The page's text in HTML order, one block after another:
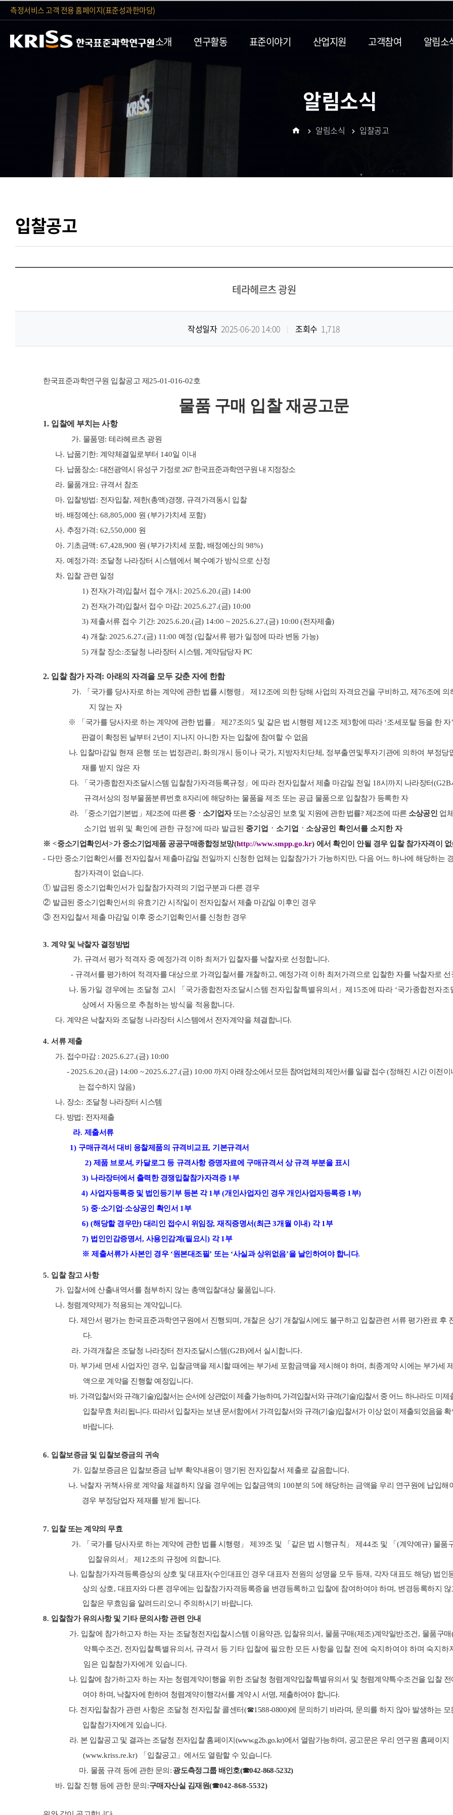
측정서비스 고객 전용 홈페이지(표준성과한마당)
소개 연구활동 표준이야기 산업지원 고객참여 알림소
알림소식
입찰공고
알림소식 입찰공고
테라헤르츠 광원
작성일자 2025-06-20 14:00 조회수 1,718
한국표준과학연구원 입찰공고 제 25-01-016-02호
물품 구매 입찰 재공고문
1. 입찰에 부치는 사항
가. 물품명:테라헤르츠 광원
나. 납품기한: 계약체결일로부터 140일 이내
다. 납품장소: 대전광역시 유성구 가정로 267 한국표준과학연구원 내 지정장소
라. 물품개요: 규격서 참조
마. 입찰방법: 전자입찰, 제한(총액)경쟁, 규격가격동시 입찰
바. 배정예산: 68,805,000 원 (부가가치세 포함)
사. 추정가격: 62,550,000 원
아. 기초금액: 67,428,900 원 (부가가치세 포함, 배정예산의 98%)
자. 예정가격: 조달청 나라장터 시스템에서 복수예가 방식으로 산정
차. 입찰 관련 일정
1) 전자(가격)입찰서 접수 개시 : 2025.6.20.(금) 14:00
2) 전자(가격)입찰서 접수 마감: 2025.6.27.(금) 10:00
3)제출서류 접수 기간: 2025.6.20.(금) 14:00~ 2025.6.27.(금) 10:00 (전자제출)
4) 개찰: 2025.6.27.(금) 11:00 예정(입찰서류 평가 일정에 따라 변동 가능)
5) 개찰 장소:조달청 나라장터 시스템, 계약담당자PC
2. 입찰 참가 자격: 아래의 자격을 모두 갖춘 자에 한함
가. 「 국가를 당사자로 하는 계약에 관한 법률 시행령 」제 12조에 의한 당해 사업의 자격요건을 구비하고,제 76조에 의
지 않는 자
※ 「 국가를 당사자로 하는 계약에 관한 법률 」제 27조의 5 및 같은 법 시행령 제 12조 제3항에 따라 ‘조세포탈 등을 한 자’
판결이 확정된 날부터 2년이 지나지 아니한 자는 입찰에 참여할 수 없음
나. 입찰마감일 현재 은행 또는 법정관리 , 화의개시 등이나 국가, 지방자치단체 , 정부출연 및투자기관에 의하여 부정당
재를 받지 않은 자
다. 「 국가종합전자조달시스템 입찰참가자격등록규정 」 에 따라 전자입찰서 제출 마감일 전일 18시까지 나라장터(G2B
규격서상의 정부물품분류번호 8자리에 해당하는 물품을 제조 또는 공급 물품으로 입찰참가 등록한 자
라. 「 중소기업기본법 」 제 2조에 따른 중ㆍ소기업자 또는?소상공인 보호 및 지원에 관한 법률? 제 2조에 따른 소상공인 업
소기업 범위 및 확인에 관한 규정?에 따라 발급된 중기업ㆍ소기업ㆍ소상공인 확인서를 소지한 자
※ <중소기업확인서>가 중소기업제품 공공구매종합정보망(http://www.smpp.go.kr) 에서 확인이 안될 경우 입찰 참가자격이
- 다만 중소기업확인서를 전자입찰서 제출마감일 전일까지 신청한 업체는 입찰참가가 가능하지만, 다음 어느 하나에 해당하는
참가자격이 없습니다.
① 발급된 중소기업확인서가 입찰참가자격의 기업구분과 다른 경우
② 발급된 중소기업확인서의 유효기간 시작일이 전자입찰서 제출 마감일 이후인 경우
③ 전자입찰서 제출 마감일 이후 중소기업확인서를 신청한 경우
3. 계약 및 낙찰자 결정방법
가. 규격서 평가 적격자 중 예정가격 이하 최저가 입찰자를 낙찰자로 선정합니다.
- 규격서를 평가하여 적격자를 대상으로 가격입찰서를 개찰하고, 예정가격 이하 최저가격으로 입찰한 자를 낙찰자로 선
나. 동가일 경우에는 조달청 고시 「 국가종합전자조달시스템 전자입찰특별유의서 」제 15조에 따라 ‘국가종합전자조
상에서 자동으로 추첨하는 방식을 적용합니다.
다. 계약은 낙찰자와 조달청 나라장터 시스템에서 전자계약을 체결합니다.
4. 서류 제출
가. 접수마감 : 2025.6.27.(금) 10:00
- 2025.6.20.(금) 14:00 ~2025.6.27.(금) 10:00 까지 아래 장소에서 모든 참여업체의 제안서를 일괄 접수 (정해진 시간 이전이
는 접수하지 않음)
나. 장소: 조달청 나라장터 시스템
다. 방법: 전자제출
라. 제출서류
1) 구매규격서 대비 응찰제품의 규격비교표, 기본규격서
2) 제품 브로셔, 카달로그 등 규격사항 증명자료에 구매규격서 상 규격 부분을 표시
3) 나라장터에서 출력한 경쟁입찰참가자격증 1 부
4)사업자등록증 및 법인등기부 등본 각1 부(개인사업자인 경우 개인사업자등록증 1 부)
5) 중·소기업·소상공인 확인서 1 부
6) (해당할 경우만) 대리인 접수시 위임장,재직증명서(최근3개월 이내) 각1 부
7) 법인인감증명서, 사용인감계(필요시 ) 각1 부
※제출서류가 사본인 경우 ‘원본대조필’ 또는 ‘사실과 상위없음’을 날인하여야 합니다.
5. 입찰 참고 사항
가. 입찰서에 산출내역서를 첨부하지 않는 총액입찰대상 물품입니다.
나. 청렴계약제가 적용되는 계약입니다.
다. 제안서 평가는 한국표준과학연구원에서 진행되며 , 개찰은 상기 개찰일시에도 불구하고 입찰관련 서류 평가완료 후
다.
라. 가격개찰은 조달청 나라장터 전자조달시스템(G2B)에서 실시합니다.
마. 부가세 면세 사업자인 경우, 입찰금액을 제시할 때에는 부가세 포함금액을 제시해야 하며 , 최종계약 시에는 부가세
액으로 계약을 진행할 예정입니다.
바. 가격입찰서와 규격(기술)입찰서는 순서에 상관없이 제출 가능하며, 가격입찰서와 규격(기술)입찰서 중 어느 하나라도 미제
입찰무효 처리됩니다. 따라서 입찰자는 보낸 문서함에서 가격입찰서와 규격(기술)입찰서가 이상 없이 제출되었음을
바랍니다.
6. 입찰보증금 및 입찰보증금의 귀속
가. 입찰보증금은 입찰보증금 납부 확약내용이 명기된 전자입찰서 제출로 갈음합니다.
나. 낙찰자 귀책사유로 계약을 체결하지 않을 경우에는 입찰금액의 100분의 5에 해당하는 금액을 우리 연구원에 납입해
경우 부정당업자 제재를 받게 됩니다.
7. 입찰 또는 계약의 무효
가. 「 국가를 당사자로 하는 계약에 관한 법률 시행령 」제 39조 및 「 같은 법 시행규칙 」제 44조 및 「 (계약예규) 물품
입찰유의서 」제 12조의 규정에 의합니다.
나. 입찰참가자격등록증상의 상호 및 대표자(수인대표인 경우 대표자 전원의 성명을 모두 등재 , 각자 대표도 해당) 법인
상의 상호, 대표자와 다른 경우에는 입찰참가자격등록증을 변경등록하고 입찰에 참여하여야 하며, 변경등록하지
입찰은 무효임을 알려드리오니 주의하시기 바랍니다.
8. 입찰참가 유의사항 및 기타 문의사항 관련 안내
가. 입찰에 참가하고자 하는 자는 조달청전자입찰시스템 이용약관, 입찰유의서 , 물품구매(제조)계약일반조건 , 물품구매
약특수조건 , 전자입찰특별유의서, 규격서 등 기타 입찰에 필요한 모든 사항을 입찰 전에 숙지하여야 하며 숙지하
임은 입찰참가자에게 있습니다.
나. 입찰에 참가하고자 하는 자는 청렴계약이행을 위한 조달청 청렴계약입찰특별유의서 및 청렴계약특수조건을 입찰 전
여야 하며, 낙찰자에 한하여 청렴계약이행각서를 계약 시 서명, 제출하여야 합니다.
다. 전자입찰참가 관련 사항은 조달청 전자입찰 콜센터(☎1588-0800)에 문의하기 바라며, 문의를 하지 않아 발생하는 모
입찰참가자에게 있습니다.
라. 본 입찰공고 및 결과는 조달청 전자입찰 홈페이지 (www.g2b.go.kr)에서 열람가능하며 , 공고문은 우리 연구원 홈페이지
(www.kriss.re.kr)
「 입찰공고 」 에서도 열람할 수 있습니다.
마. 물품 규격 등에 관한 문의 : 광도측정그룹 배인호(☎042-868-5232)
바. 입찰 진행 등에 관한 문의 :구매자산실 김재원(☎042-868-5532)